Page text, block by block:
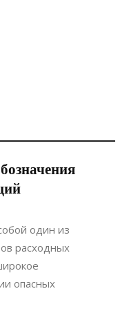
один из
расходных
опасных